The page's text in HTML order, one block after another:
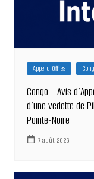
Appel d'Offres
Congo – Avis
d’une vedette de
Pointe-Noire
7 août 2026